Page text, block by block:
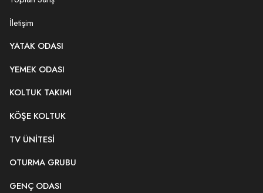
İletişim
YATAK ODASI
YEMEK ODASI
KOLTUK TAKIMI
KÖŞE KOLTUK
TV ÜNITESI
OTURMA GRUBU
GENÇ ODASI